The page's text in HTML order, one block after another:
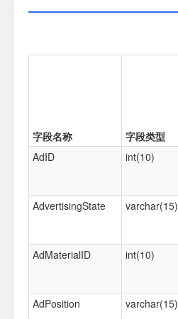
字段名称 字段类型
AdID
int(10)
AdvertisingState
varchar(15)
AdMaterialID
int(10)
AdPosition
varchar(15)